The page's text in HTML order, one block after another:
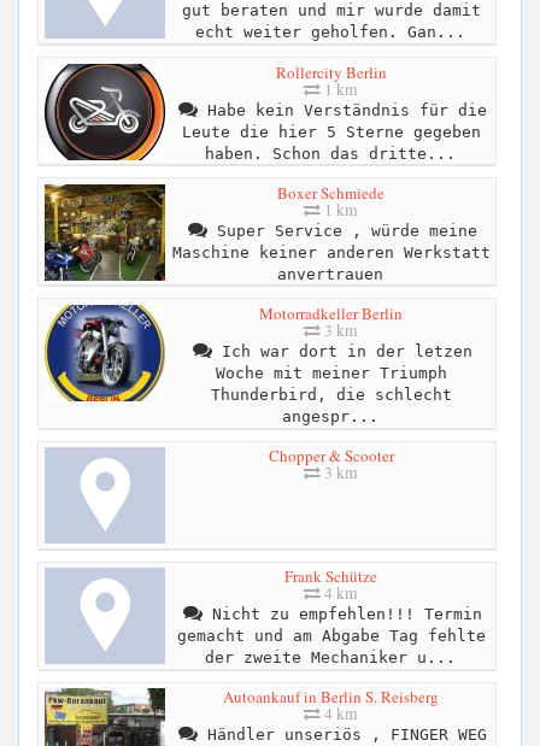
gut beraten und mir wurde damit
echt weiter geholfen. Gan...
Rollercity Berlin
1 km
Habe kein Verständnis für die
Leute die hier 5 Sterne gegeben
haben. Schon das dritte...
Boxer Schmiede
1 km
Super Service , würde meine
Maschine keiner anderen Werkstatt
anvertrauen
Motorradkeller Berlin
3 km
Ich war dort in der letzen
Woche mit meiner Triumph
Thunderbird, die schlecht
angespr...
Chopper & Scooter
3 km
Frank Schütze
4 km
Nicht zu empfehlen!!! Termin
gemacht und am Abgabe Tag fehlte
der zweite Mechaniker u...
Autoankauf in Berlin S. Reisberg
4 km
Händler unseriös , FINGER WEG